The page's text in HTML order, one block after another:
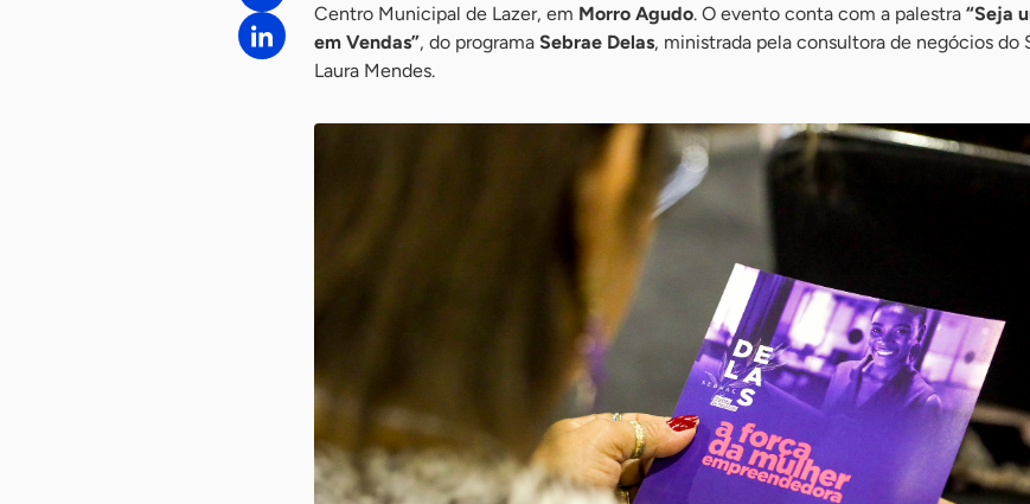
Centro Municipal de Lazer, em Morro Agudo. O evento conta com a palestra “Seja
em Vendas”, do programa Sebrae Delas, ministrada pela consultora de negócios do
Laura Mendes.